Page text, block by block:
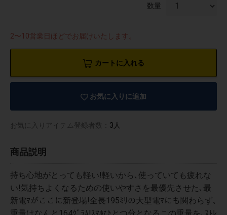
数量
2〜10営業日ほどでお届けいたします。
カートに入れる
お気に入りに追加
お気に入りアイテム登録者数： 3人
商品説明
持ち心地がとっても軽い!軽いから､使っていても疲れな
い!気持ちよくなるための使いやすさを最優先させた､最
新電ﾏがここに新登場!全長195ﾐﾘの大型電ﾏにも関わらず､
アダルトグ
ッズ